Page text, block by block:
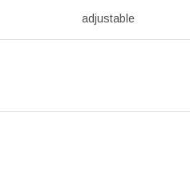
adjustable